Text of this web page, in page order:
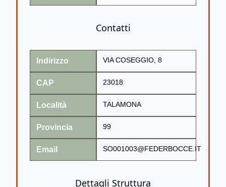
Contatti
Indirizzo VIA COSEGGIO, 8
CAP 23018
Località TALAMONA
Provincia 99
Email SO001003@FEDERBOCCE.IT
Dettagli Struttura